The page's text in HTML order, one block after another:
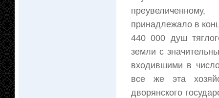
принадлежало в
440 000 душ
земли с
входившими в
все же эта
дворянского